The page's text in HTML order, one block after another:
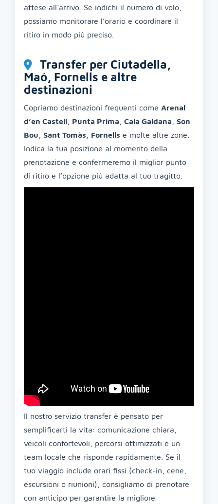
attese all’arrivo. Se indichi il numero di volo,
possiamo monitorare l’orario e coordinare il
ritiro in modo più preciso.
Transfer per Ciutadella,
Maó, Fornells e altre
destinazioni
Copriamo destinazioni frequenti come Arenal
d’en Castell
Punta Prima Cala Galdana
Son
Bou
Sant Tomàs Fornells e molte altre zone.
Indica la tua posizione al momento della
prenotazione e confermeremo il miglior punto
di ritiro e l’opzione più adatta al tuo tragitto.
Il nostro servizio transfer è pensato per
semplificarti la vita: comunicazione chiara,
veicoli confortevoli, percorsi ottimizzati e un
team locale che risponde rapidamente. Se il
tuo viaggio include orari fissi (check-in, cene,
escursioni o riunioni), consigliamo di prenotare
con anticipo per garantire la migliore